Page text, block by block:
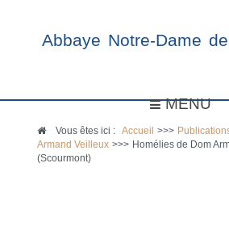
Abbaye Notre-Dame
MENU
Vous êtes ici :Accueil >>>
Armand Veilleux >>> Homélies de Dom
(Scourmont)